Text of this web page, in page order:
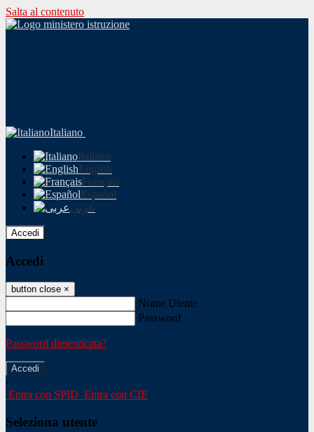
Salta al contenuto
Italiano
Italiano
English
Français
Español
عربى
Accedi
Accedi
button close ×
Nome Utente
Password
Password dimenticata?
-
Entra con SPID Entra con CIE
Seleziona utente